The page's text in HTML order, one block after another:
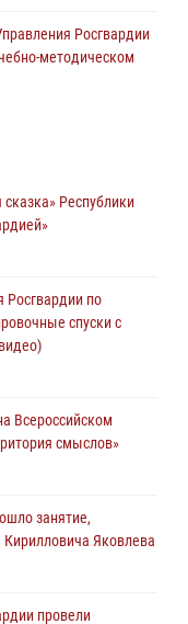
Росгвардии
методическом
оружия
Росгвардии за
занятие,
Яковлева
Республики
работы
Эл приняли участие в
Республики
Росгвардии по
спуски с
Всероссийском
смыслов»
занятие,
Яковлева
провели